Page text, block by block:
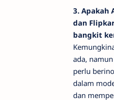
3. Apakah
dan
bangkit
ada,
perlu
dalam
dan